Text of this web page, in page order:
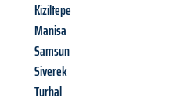
Kiziltepe
Manisa
Samsun
Siverek
Turhal